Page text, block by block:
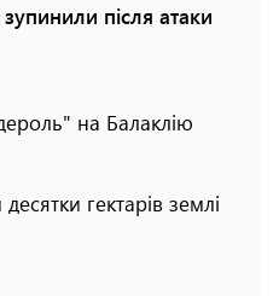
після атаки
на Балаклію
гектарів землі